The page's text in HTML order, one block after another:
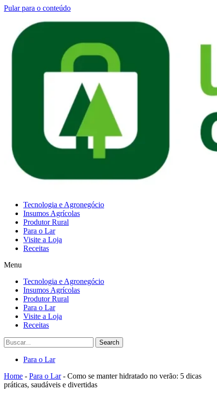
Pular para o conteúdo
Tecnologia e Agronegócio
Insumos Agrícolas
Produtor Rural
Para o Lar
Visite a Loja
Receitas
Menu
Tecnologia e Agronegócio
Insumos Agrícolas
Produtor Rural
Para o Lar
Visite a Loja
Receitas
Search
Para o Lar
Home - Para o Lar- Como se manter hidratado no verão: 5 dicas
práticas, saudáveis e divertidas